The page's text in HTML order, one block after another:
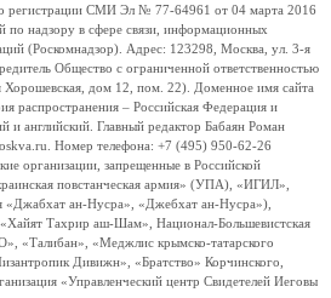
о регистрации СМИ Эл № 77-64961 от 04 марта 2016
по надзору в сфере связи, информационных
(Роскомнадзор). Адрес: 123298, Москва, ул. 3-я
Общество с ограниченной ответственностью
дом 12, пом. 22). Доменное имя сайта
распространения – Российская Федерация и
и английский. Главный редактор Бабаян Роман
Номер телефона: +7 (495) 950-62-26
организации, запрещенные в Российской
повстанческая армия» (УПА), «ИГИЛ»,
ан-Нусра», «Джебхат ан-Нусра»),
Тахрир аш-Шам», Национал-Большевистская
«Талибан», «Меджлис крымско-татарского
Дивижн», «Братство» Корчинского,
«Управленческий центр Свидетелей Иеговы